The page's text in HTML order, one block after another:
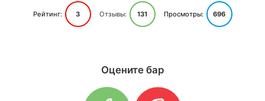
Рейтинг: 3 Отзывы: 131 Просмотры: 696
Оцените бар